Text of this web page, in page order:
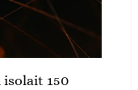
150